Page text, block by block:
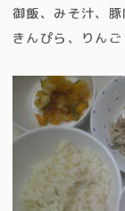
御飯、みそ汁、
きんぴら、りん